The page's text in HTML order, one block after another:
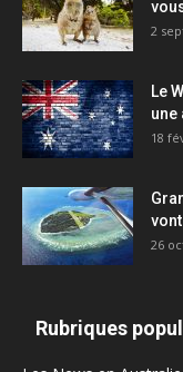
2
Le
une
18
26
Rubriques